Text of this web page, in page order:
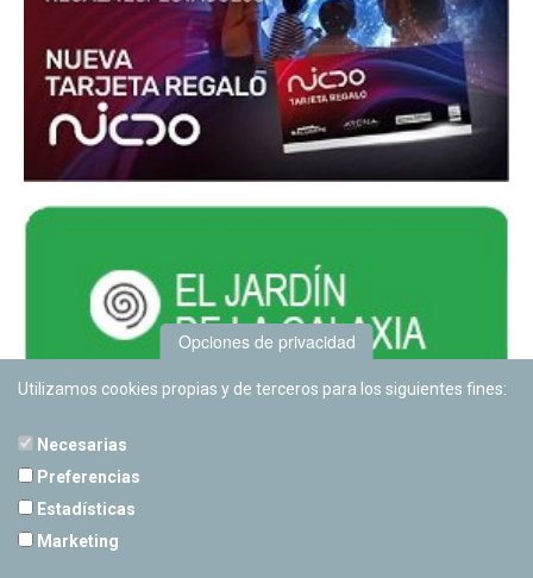
Opciones de privacidad
Utilizamos cookies propias y de terceros para los siguientes fines:
Necesarias
Preferencias
Estadísticas
Marketing